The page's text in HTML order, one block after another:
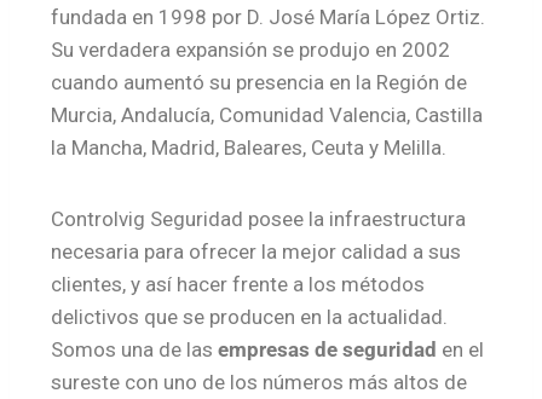
fundada en 1998 por D. José María López Ortiz.
Su verdadera expansión se produjo en 2002
cuando aumentó su presencia en la Región de
Murcia, Andalucía, Comunidad Valencia, Castilla
la Mancha, Madrid, Baleares, Ceuta y Melilla.
Controlvig Seguridad posee la infraestructura
necesaria para ofrecer la mejor calidad a sus
clientes, y así hacer frente a los métodos
delictivos que se producen en la actualidad.
Somos una de las empresas de seguridad en el
sureste con uno de los números más altos de